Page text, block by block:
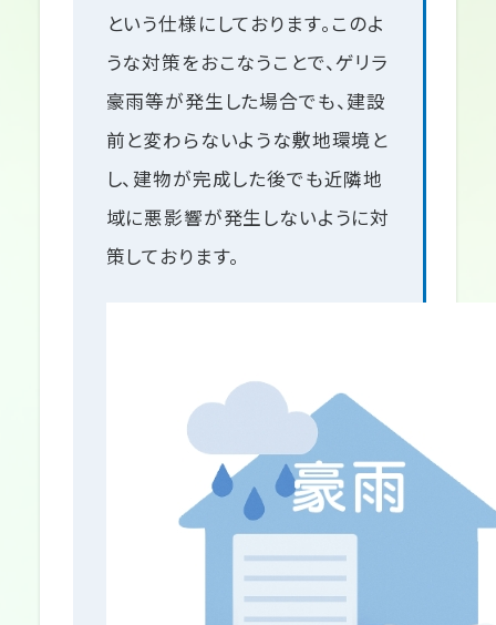
という仕様にしております。このよ
うな対策をおこなうことで、ゲリラ
豪雨等が発生した場合でも、建設
前と変わらないような敷地環境と
し、建物が完成した後でも近隣地
域に悪影響が発生しないように対
策しております。